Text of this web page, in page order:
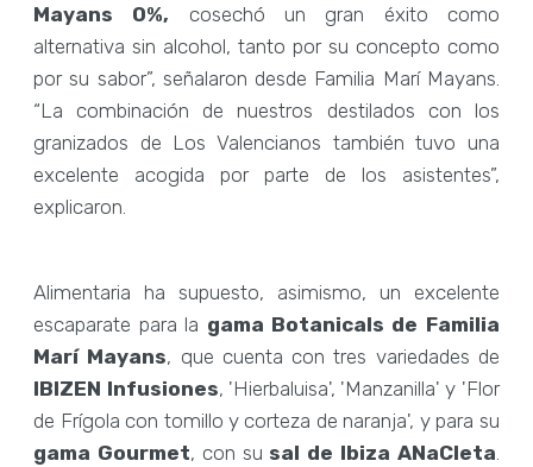
Mayans 0%, cosechó un gran éxito como
alternativa sin alcohol, tanto por su concepto como
por su sabor”, señalaron desde Familia Marí Mayans.
“La combinación de nuestros destilados con los
granizados de Los Valencianos también tuvo una
excelente acogida por parte de los asistentes”,
explicaron.
Alimentaria ha supuesto, asimismo, un excelente
escaparate para la gama Botanicals de Familia
Marí Mayans, que cuenta con tres variedades de
IBIZEN Infusiones, 'Hierbaluisa', 'Manzanilla' y 'Flor
de Frígola con tomillo y corteza de naranja', y para su
gama Gourmet, con su sal de Ibiza ANaCleta.